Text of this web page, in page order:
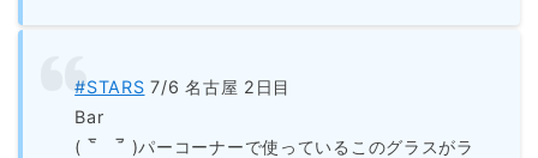
#STARS 7/6 名古屋 2日目
Bar
( ‾᷅ゝ‾᷄ )パーコーナーで使っているこのグラスがラ